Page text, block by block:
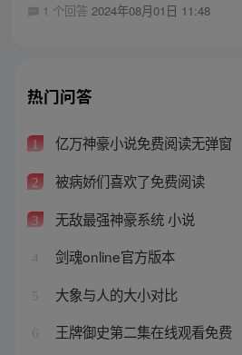
1 个回答 2024年08月01日 11:48
热门问答
1 亿万神豪小说免费阅读无弹窗
2 被病娇们喜欢了免费阅读
3 无敌最强神豪系统 小说
4 剑魂online官方版本
5 大象与人的大小对比
6 王牌御史第二集在线观看免费